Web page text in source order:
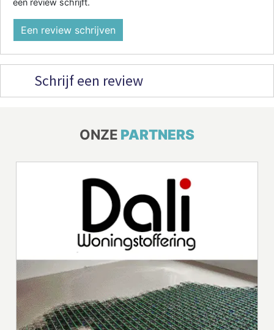
een review schrijft.
Een review schrijven
Schrijf een review
ONZE PARTNERS